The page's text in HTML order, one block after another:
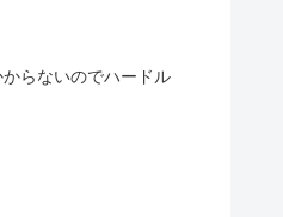
らないのでハードル